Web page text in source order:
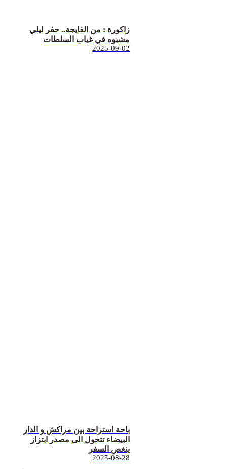
زاكورة : من الفايجة.. حفر ليلي
مشبوه في غياب السلطات
2025-09-02
باحة استراحة بين مراكش و الدار
البيضاء تتحول الى مصدر ابتزاز
ينغص السفر
2025-08-28